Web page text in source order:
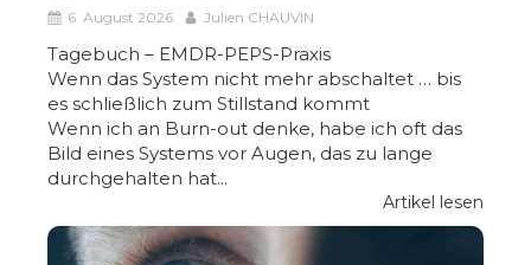
6. August 2026 Julien CHAUVIN
Tagebuch – EMDR-PEPS-Praxis
Wenn das System nicht mehr abschaltet … bis
es schließlich zum Stillstand kommt
Wenn ich an Burn-out denke, habe ich oft das
Bild eines Systems vor Augen, das zu lange
durchgehalten hat...
Artikel lesen